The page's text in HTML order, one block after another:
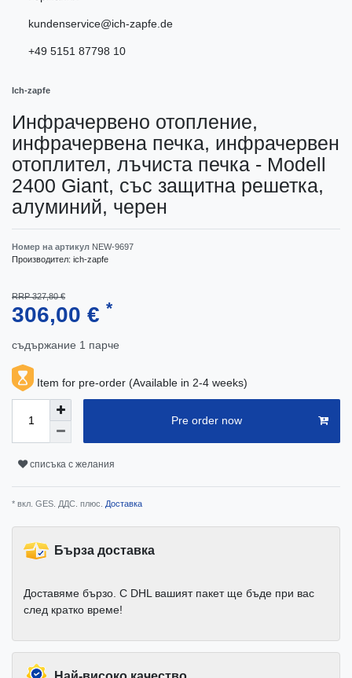
kundenservice@ich-zapfe.de
+49 5151 87798 10
Ich-zapfe
Инфрачервено отопление,
инфрачервена печка, инфрачервен
отоплител, лъчиста печка - Modell
2400 Giant, със защитна решетка,
алуминий, черен
Номер на артикул NEW-9697
Производител: ich-zapfe
RRP 327,80 €
306,00 € *
съдържание 1 парче
Item for pre-order (Available in 2-4 weeks)
Pre order now
списъка с желания
* вкл. GES. ДДС. плюс. Доставка
Бърза доставка
Доставяме бързо. С DHL вашият пакет ще бъде при вас
след кратко време!